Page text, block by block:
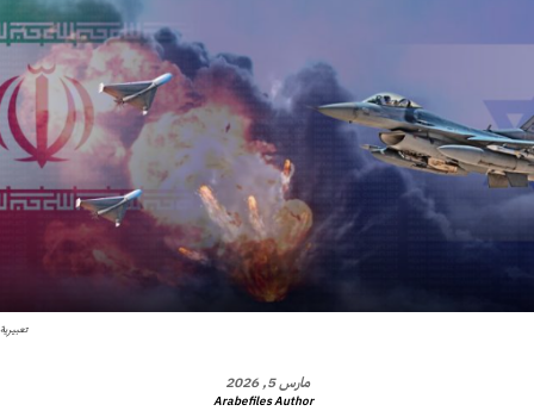
تعبيرية
مارس 5, 2026
Arabefiles Author